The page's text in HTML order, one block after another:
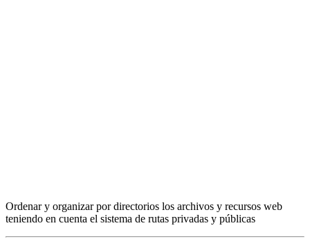
Ordenar y organizar por directorios los archivos y recursos web
teniendo en cuenta el sistema de rutas privadas y públicas